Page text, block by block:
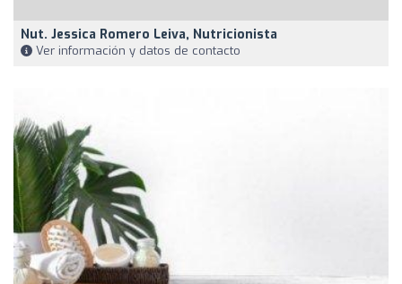
Nut. Jessica Romero Leiva, Nutricionista
Ver información y datos de contacto